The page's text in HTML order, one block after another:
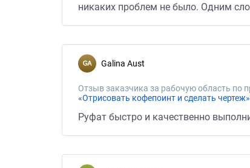
никаких проблем не было. Одним
Galina Aust
Отзыв заказчика за рабочую область по
«Отрисовать кофепоинт и сделать чертеж»
Руфат быстро и качественно